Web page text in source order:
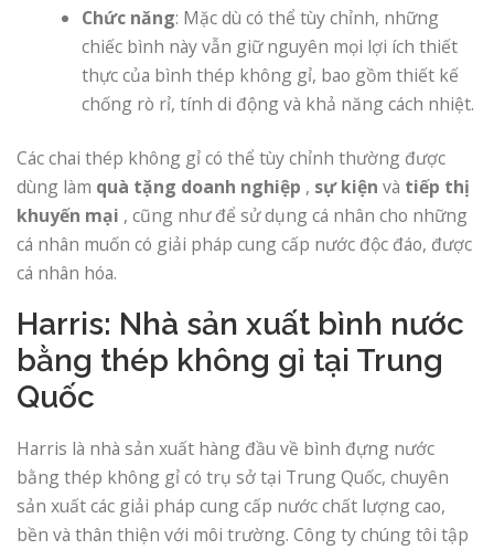
Chức năng: Mặc dù có thể tùy chỉnh, những
chiếc bình này vẫn giữ nguyên mọi lợi ích thiết
thực của bình thép không gỉ, bao gồm thiết kế
chống rò rỉ, tính di động và khả năng cách nhiệt.
Các chai thép không gỉ có thể tùy chỉnh thường được
dùng làm quà tặng doanh nghiệp , sự kiện và tiếp thị
khuyến mại , cũng như để sử dụng cá nhân cho những
cá nhân muốn có giải pháp cung cấp nước độc đáo, được
cá nhân hóa.
Harris: Nhà sản xuất bình nước
bằng thép không gỉ tại Trung
Quốc
Harris là nhà sản xuất hàng đầu về bình đựng nước
bằng thép không gỉ có trụ sở tại Trung Quốc, chuyên
sản xuất các giải pháp cung cấp nước chất lượng cao,
bền và thân thiện với môi trường. Công ty chúng tôi tập